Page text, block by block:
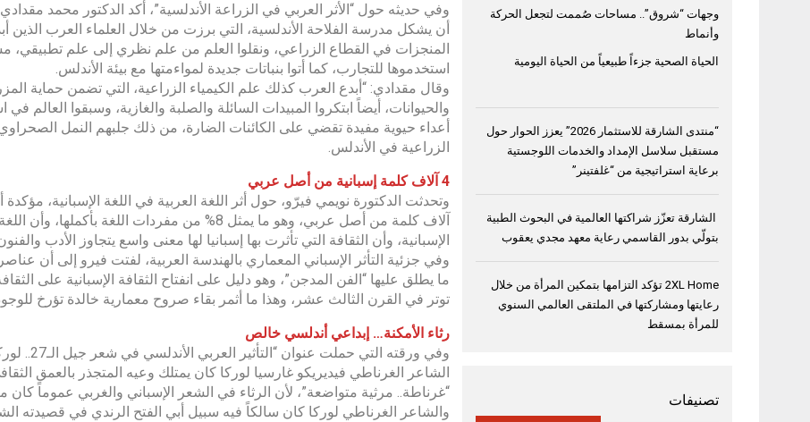
وفي حديثه حول “الأثر العربي في الزراعة الأندلسية”، أكد الدكتور محمد
أن يشكل مدرسة الفلاحة الأندلسية، التي برزت من خلال العلماء العرب الذين
المنجزات في القطاع الزراعي، ونقلوا العلم من علم نظري إلى علم تطبيقي،
استخدموها للتجارب، كما أتوا بنباتات جديدة لمواءمتها مع بيئة الأندلس.
وقال مقدادي: “أبدع العرب كذلك علم الكيمياء الزراعية، التي تضمن حماية
والحيوانات، أيضاً ابتكروا المبيدات السائلة والصلبة والغازية، وسبقوا العالم
أعداء حيوية مفيدة تقضي على الكائنات الضارة، من ذلك جلبهم النمل
الزراعية في الأندلس.
4 آلاف كلمة إسبانية من أصل عربي
وتحدثت الدكتورة نويمي فيرّو، حول أثر اللغة العربية في اللغة الإسبانية،
آلاف كلمة من أصل عربي، وهو ما يمثل 8% من مفردات
الإسبانية، وأن الثقافة التي تأثرت بها إسبانيا لها معنى واسع يتجاوز الأدب
وفي جزئية التأثر الإسباني المعماري بالهندسة العربية، لفتت فيرو إلى أن عناصر
ما يطلق عليها “الفن المدجن”، وهو دليل على انفتاح الثقافة الإسبانية على
توتر في القرن الثالث عشر، وهذا ما أثمر بقاء صروح معمارية خالدة تؤرخ
رثاء الأمكنة… إبداعي أندلسي خالص
وفي ورقته
الشاعر الغرناطي فيديريكو غارسيا لوركا كان يمتلك وعيه المتجذر بالعمق
“غرناطة.. مرثية متواضعة”، لأن الرثاء في الشعر الإسباني والغربي عموماً
والشاعر الغرناطي لوركا كان سالكاً فيه سبيل أبي الفتح الرندي في قصيدته
وجهات “شروق”.. مساحات صُممت لتجعل الحركة
وأنماط
الحياة الصحية جزءاً طبيعياً من الحياة اليومية
“منتدى الشارقة للاستثمار 2026” يعزز الحوار حول
مستقبل سلاسل الإمداد والخدمات اللوجستية
برعاية استراتيجية من “غلفتينر”
الشارقة تعزّز شراكتها العالمية في البحوث الطبية
بتولّي بدور القاسمي رعاية معهد مجدي يعقوب
2XL Home تؤكد التزامها بتمكين المرأة من خلال
رعايتها ومشاركتها في الملتقى العالمي السنوي
للمرأة بمسقط
تصنيفات